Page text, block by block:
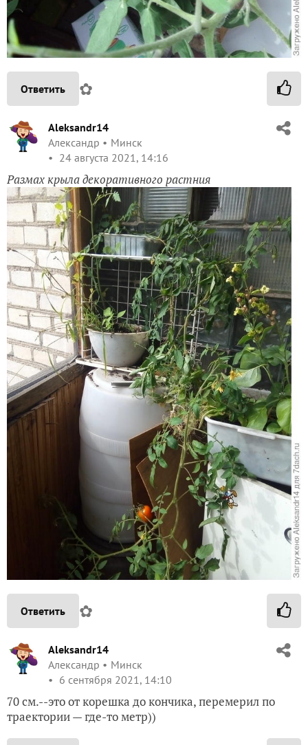
Ответить ✿
Aleksandr14
Александр
Минск
24 августа 2021, 14:16
Размах крыла декоративного растния
Ответить ✿
Aleksandr14
Александр
Минск
6 сентября 2021, 14:10
70 см.--это от корешка до кончика, перемерил по
траектории — где-то метр))